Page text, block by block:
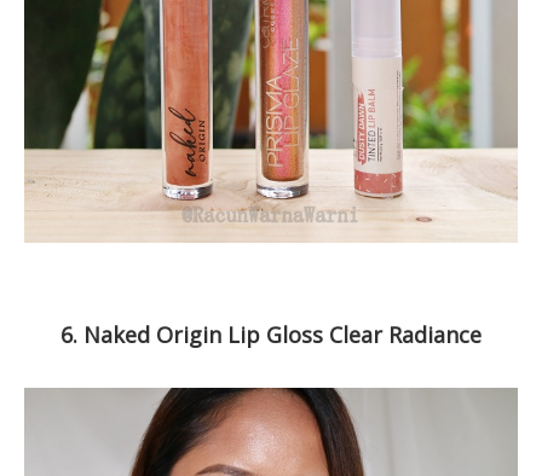
6. Naked Origin Lip Gloss Clear Radiance